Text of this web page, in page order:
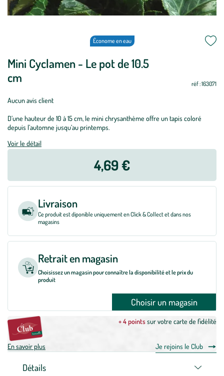
Économe en eau
Mini Cyclamen - Le pot de 10.5
cm
réf : 163071
Aucun avis client
D’une hauteur de 10 à 15 cm, le mini chrysanthème offre un tapis coloré
depuis l’automne jusqu’au printemps.
Voir le détail
4,69 €
Livraison
Ce produit est diponible uniquement en Click & Collect et dans nos
magasins
Retrait en magasin
Choisissez un magasin pour connaître la disponibilité et le prix du
produit
Choisir un magasin
+ 4 pointssur votre carte de fidélité
En savoir plus Je rejoins le Club
Détails